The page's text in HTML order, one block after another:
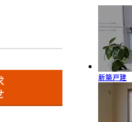
新築戸建